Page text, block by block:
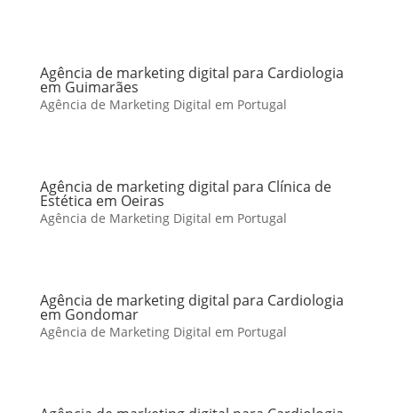
Agência de marketing digital para Cardiologia
em Guimarães
Agência de Marketing Digital em Portugal
Agência de marketing digital para Clínica de
Estética em Oeiras
Agência de Marketing Digital em Portugal
Agência de marketing digital para Cardiologia
em Gondomar
Agência de Marketing Digital em Portugal